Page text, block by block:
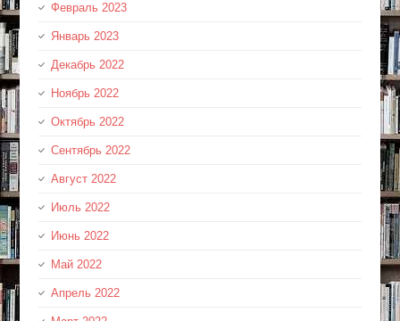
Февраль 2023
Январь 2023
Декабрь 2022
Ноябрь 2022
Октябрь 2022
Сентябрь 2022
Август 2022
Июль 2022
Июнь 2022
Май 2022
Апрель 2022